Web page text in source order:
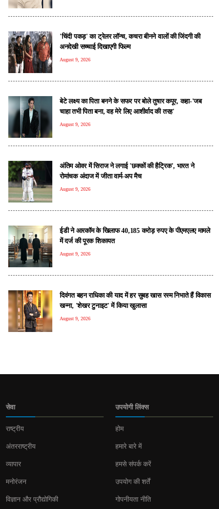
'चिंदी पकड़' का ट्रेलर लॉन्च, कचरा बीनने वालों की जिंदगी की
अनदेखी सच्चाई दिखाएगी फिल्म
August 9, 2026
बेटे लक्ष्य का पिता बनने के सफर पर बोले तुषार कपूर, कहा-'जब
चाहा तभी पिता बना, वह मेरे लिए आशीर्वाद की तरह'
August 9, 2026
अंतिम ओवर में सिराज ने लगाई 'छक्कों की हैट्रिक', भारत ने
रोमांचक अंदाज में जीता वार्म-अप मैच
August 9, 2026
ईडी ने आरकॉम के खिलाफ 40,185 करोड़ रुपए के पीएमएलए मामले
में दर्ज की पूरक शिकायत
August 9, 2026
दिवंगत बहन राधिका की याद में हर सुबह खास रस्म निभाते हैं विकास
खन्ना, 'शेखर टुनाइट' में किया खुलासा
August 9, 2026
सेवा
राष्ट्रीय
अंतरराष्ट्रीय
व्यापार
मनोरंजन
विज्ञान और प्रौद्योगिकी
उपयोगी लिंक्स
होम
हमारे बारे में
हमसे संपर्क करें
उपयोग की शर्तें
गोपनीयता नीति